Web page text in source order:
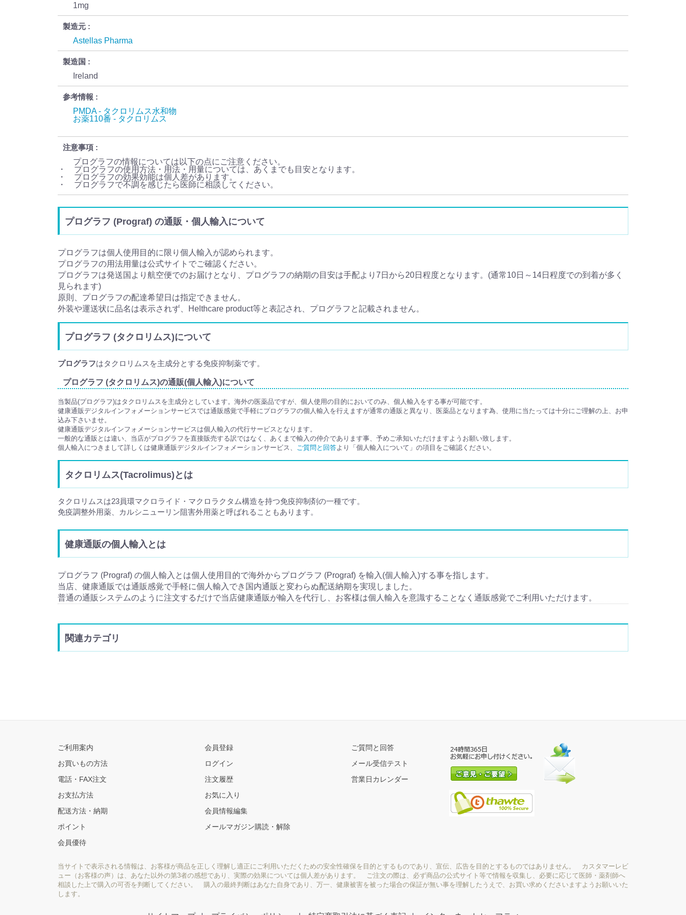
1mg
製造元
Astellas Pharma
製造国
Ireland
参考情報
PMDA - タクロリムス水和物
お薬110番 - タクロリムス
注意事項
プログラフの情報については以下の点にご注意ください。
・ プログラフの使用方法・用法・用量については、あくまでも目安となります。
・ プログラフの効果効能は個人差があります。
・ プログラフで不調を感じたら医師に相談してください。
プログラフ (Prograf) の通販・個人輸入について
プログラフは個人使用目的に限り個人輸入が認められます。
プログラフの用法用量は公式サイトでご確認ください。
プログラフは発送国より航空便でのお届けとなり、プログラフの納期の目安は手配より7日から20日程度となります。(通常10日～14日程度での到着が多く
見られます)
原則、プログラフの配達希望日は指定できません。
外装や運送状に品名は表示されず、Helthcare product等と表記され、プログラフと記載されません。
プログラフ (タクロリムス)について
プログラフはタクロリムスを主成分とする免疫抑制薬です。
プログラフ (タクロリムス)の通販(個人輸入)について
当製品(プログラフ)はタクロリムスを主成分としています。海外の医薬品ですが、個人使用の目的においてのみ、個人輸入をする事が可能です。
健康通販デジタルインフォメーションサービスでは通販感覚で手軽にプログラフの個人輸入を行えますが通常の通販と異なり、医薬品となります為、使用に当たっては十分にご理解の上、お申
込み下さいませ。
健康通販デジタルインフォメーションサービスは個人輸入の代行サービスとなります。
一般的な通販とは違い、当店がプログラフを直接販売する訳ではなく、あくまで輸入の仲介であります事、予めご承知いただけますようお願い致します。
個人輸入につきまして詳しくは健康通販デジタルインフォメーションサービス、 ご質問と回答より「個人輸入について」の項目をご確認ください。
タクロリムス(Tacrolimus)とは
タクロリムスは23員環マクロライド・マクロラクタム構造を持つ免疫抑制剤の一種です。
免疫調整外用薬、カルシニューリン阻害外用薬と呼ばれることもあります。
健康通販の個人輸入とは
プログラフ (Prograf) の個人輸入とは個人使用目的で海外からプログラフ (Prograf) を輸入(個人輸入)する事を指します。
当店、健康通販では通販感覚で手軽に個人輸入でき国内通販と変わらぬ配送納期を実現しました。
普通の通販システムのように注文するだけで当店健康通販が輸入を代行し、お客様は個人輸入を意識することなく通販感覚でご利用いただけます。
関連カテゴリ
ご利用案内
お買いもの方法
電話・FAX注文
お支払方法
配送方法・納期
ポイント
会員優待
会員登録
ログイン
注文履歴
お気に入り
会員情報編集
メールマガジン購読・解除
ご質問と回答
メール受信テスト
営業日カレンダー
当サイトで表示される情報は、お客様が商品を正しく理解し適正にご利用いただくための安全性確保を目的とするものであり、宣伝、広告を目的とするものではありません。 カスタマーレビ
ュー（お客様の声）は、あなた以外の第3者の感想であり、実際の効果については個人差があります。 ご注文の際は、必ず商品の公式サイト等で情報を収集し、必要に応じて医師・薬剤師へ
相談した上で購入の可否を判断してください。 購入の最終判断はあなた自身であり、万一、健康被害を被った場合の保証が無い事を理解したうえで、お買い求めくださいますようお願いいた
します。